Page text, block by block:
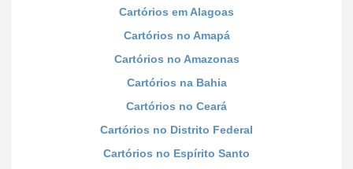
Cartórios em Alagoas
Cartórios no Amapá
Cartórios no Amazonas
Cartórios na Bahia
Cartórios no Ceará
Cartórios no Distrito Federal
Cartórios no Espírito Santo